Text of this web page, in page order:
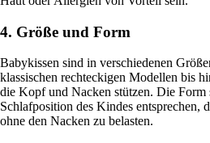
4. Größe und Form
Babykissen sind in verschiedenen
klassischen rechteckigen Modellen bis
die Kopf und Nacken stützen. Die Form
Schlafposition des Kindes entsprechen,
ohne den Nacken zu belasten.